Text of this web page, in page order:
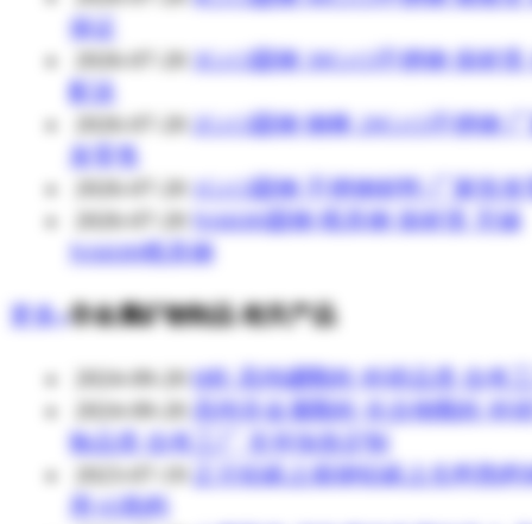
保证
3Cr13圆钢 30Cr13不锈钢 保材质
配送
2Cr13圆钢 钢棒 20Cr13不锈钢
发零售
1Cr13圆钢 不锈钢材料 厂家批发
NAK80圆钢 模具钢 保材质 无锡
NAK80模具钢
更多»非金属矿物制品 相关产品
2024-09-20
B粒 高纯硼颗粒 科研品质 自有
2024-09-20
高纯非金属颗粒 化合物颗粒 科
验品质 自有工厂 支持加急定制
正元铝矾土煅烧铝矾土生料熟料
用 65熟料